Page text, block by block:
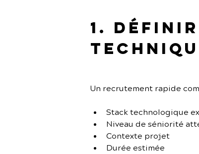
1.
Un recrutement rapide
Stack technologique
Niveau de séniorité
Contexte projet
Durée estimée